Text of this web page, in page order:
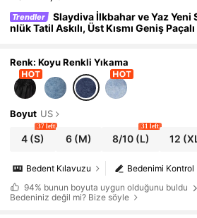
Trendler
Slaydiva İlkbahar ve Yaz Yeni
nlük Tatil Askılı, Üst Kısmı Geniş Paçalı
Renk: Koyu Renkli Yıkama
Boyut US
4 (S)
37 left
6 (M) 8/10(L)
31 left
12
Bedenimi Kontrol
Bedent Kılavuzu
94% bunun boyuta uygun olduğunu buldu
Bedeniniz değil mi? Bize söyle